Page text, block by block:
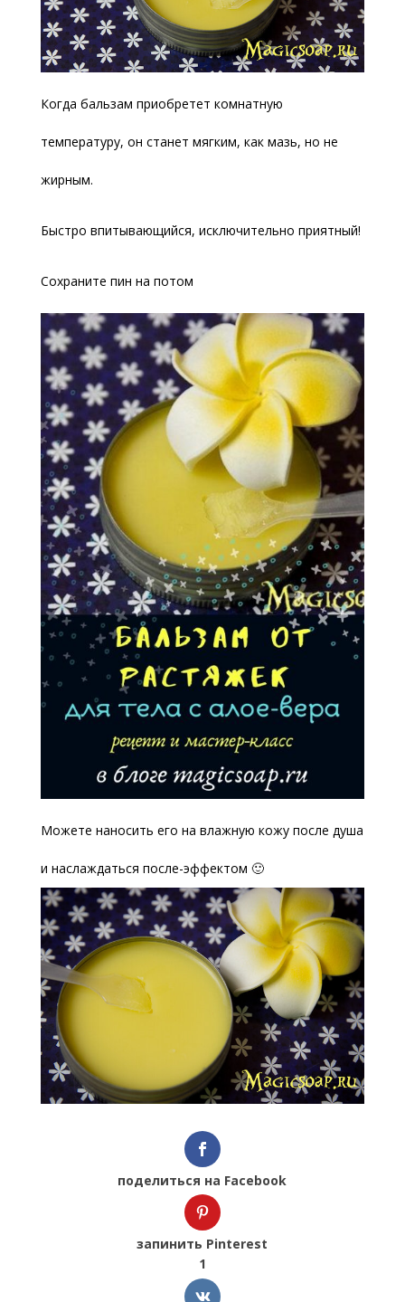
Когда бальзам приобретет комнатную
температуру, он станет мягким, как мазь, но не
жирным.
Быстро впитывающийся, исключительно приятный!
Сохраните пин на потом
Можете наносить его на влажную кожу после душа
и наслаждаться после-эффектом 🙂
поделиться на Facebook
запинить Pinterest
1